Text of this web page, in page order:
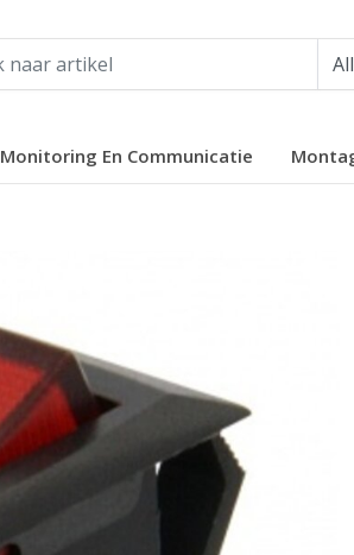
Monitoring En Communicatie